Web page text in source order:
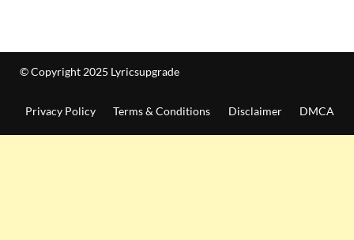
© Copyright 2025 Lyricsupgrade
Privacy Policy Terms & Conditions Disclaimer DMCA